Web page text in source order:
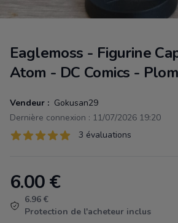
Eaglemoss - Figurine
Atom - DC Comics -
Vendeur : Gokusan29
Dernière connexion : 11/07/2026 19:20
Évaluations
3 sur 5 étoiles 3 évaluations
Product information
6.00€
6.96 €
Protection de l'acheteur inclus